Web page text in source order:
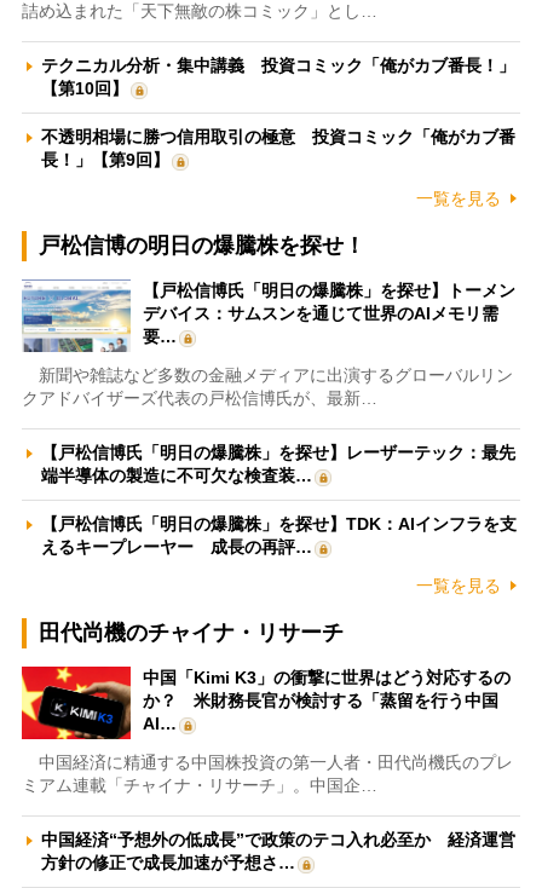
詰め込まれた「天下無敵の株コミック」とし…
テクニカル分析・集中講義 投資コミック「俺がカブ番長！」
【第10回】
不透明相場に勝つ信用取引の極意 投資コミック「俺がカブ番
長！」【第9回】
一覧を見る
戸松信博の明日の爆騰株を探せ！
【戸松信博氏「明日の爆騰株」を探せ】トーメン
デバイス：サムスンを通じて世界のAIメモリ需
要…
新聞や雑誌など多数の金融メディアに出演するグローバルリン
クアドバイザーズ代表の戸松信博氏が、最新…
【戸松信博氏「明日の爆騰株」を探せ】レーザーテック：最先
端半導体の製造に不可欠な検査装…
【戸松信博氏「明日の爆騰株」を探せ】TDK：AIインフラを支
えるキープレーヤー 成長の再評…
一覧を見る
田代尚機のチャイナ・リサーチ
中国「Kimi K3」の衝撃に世界はどう対応するの
か？ 米財務長官が検討する「蒸留を行う中国
AI…
中国経済に精通する中国株投資の第一人者・田代尚機氏のプレ
ミアム連載「チャイナ・リサーチ」。中国企…
中国経済“予想外の低成長”で政策のテコ入れ必至か 経済運営
方針の修正で成長加速が予想さ…